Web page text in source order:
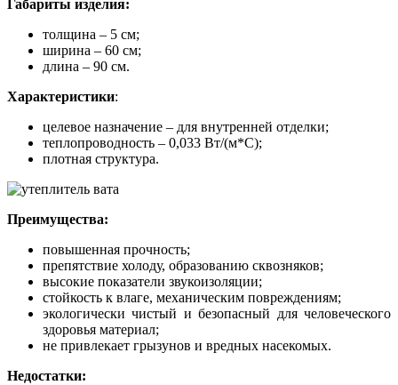
Габариты изделия:
толщина – 5 см;
ширина – 60 см;
длина – 90 см.
Характеристики:
целевое назначение – для внутренней отделки;
теплопроводность – 0,033 Вт/(м*С);
плотная структура.
Преимущества:
повышенная прочность;
препятствие холоду, образованию сквозняков;
высокие показатели звукоизоляции;
стойкость к влаге, механическим повреждениям;
экологически чистый и безопасный для человеческого
здоровья материал;
не привлекает грызунов и вредных насекомых.
Недостатки: